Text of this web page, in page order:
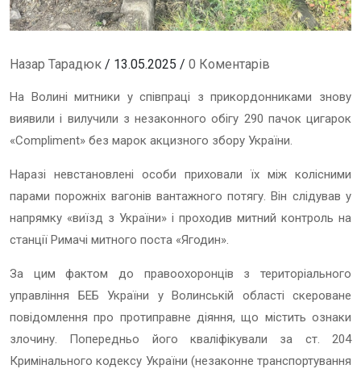
Назар Тарадюк / 13.05.2025 / 0 Коментарів
На Волині митники у співпраці з прикордонниками знову
виявили і вилучили з незаконного обігу 290 пачок цигарок
«Compliment» без марок акцизного збору України.
Наразі невстановлені особи приховали їх між колісними
парами порожніх вагонів вантажного потягу. Він слідував у
напрямку «виїзд з України» і проходив митний контроль на
станції Римачі митного поста «Ягодин».
За цим фактом до правоохоронців з територіального
управління БЕБ України у Волинській області скероване
повідомлення про протиправне діяння, що містить ознаки
злочину. Попередньо його кваліфікували за ст. 204
Кримінального кодексу України (незаконне транспортування